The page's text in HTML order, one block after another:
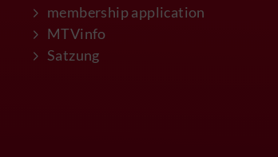
membership application
MTVinfo
Satzung